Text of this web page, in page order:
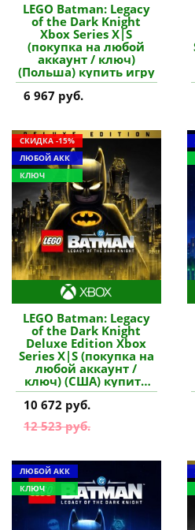
LEGO Batman: Legacy
of the Dark Knight
Xbox Series X|S
(покупка на любой
аккаунт / ключ)
(Польша) купить игру
6 967 руб.
СКИДКА -15%
ЛЮБОЙ АКК
КЛЮЧ
LEGO Batman: Legacy
of the Dark Knight
Deluxe Edition Xbox
Series X|S (покупка на
любой аккаунт /
ключ) (США) купить
игру
10 672 руб.
12 523 руб.
ЛЮБОЙ АКК
КЛЮЧ